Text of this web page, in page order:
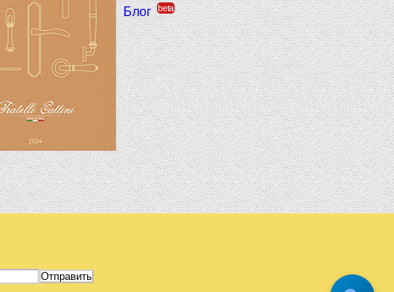
Блог beta